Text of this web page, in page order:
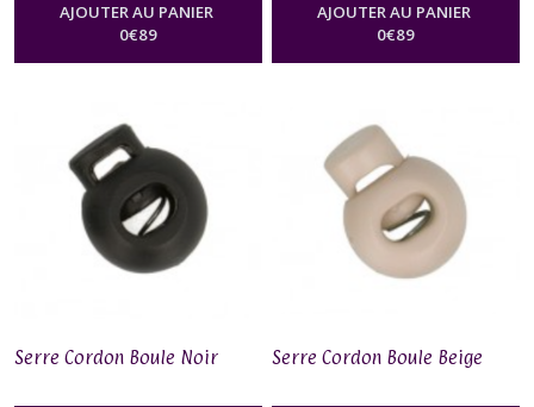
AJOUTER AU PANIER
0€89
AJOUTER AU PANIER
0€89
Serre Cordon Boule Noir Serre Cordon Boule Beige